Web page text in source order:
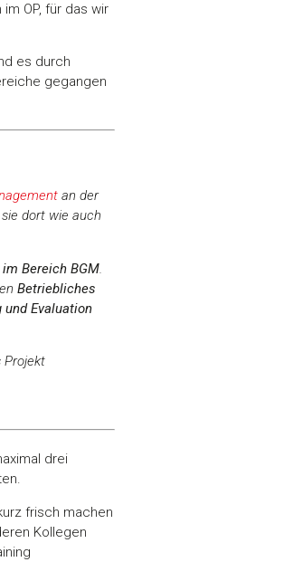
OP, für das wir
es durch
gegangen
an der
dort wie auch
Bereich BGM.
Betriebliches
und Evaluation
Projekt
drei
frisch machen
Kollegen